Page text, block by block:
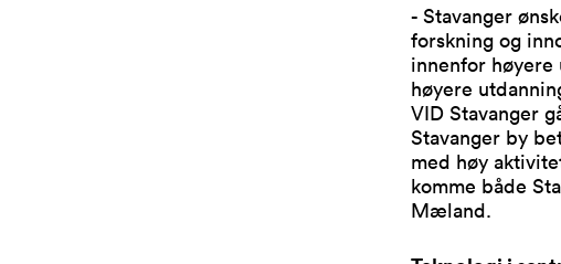
- Stavanger
forskning og
innenfor høyere
høyere
VID Stavanger
Stavanger by
med høy
komme både
Mæland.